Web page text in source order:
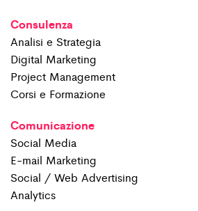
Consulenza
Analisi e Strategia
Digital Marketing
Project Management
Corsi e Formazione
Comunicazione
Social Media
E-mail Marketing
Social / Web Advertising
Analytics